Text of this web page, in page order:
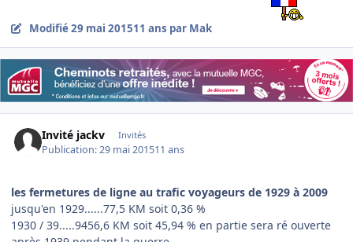
Modifié29 mai 201511 ans par Mak
Invité jackv Invités
Publication:29 mai 201511 ans
les fermetures de ligne au trafic voyageurs de 1929 à 2009
jusqu'en 1929......77,5 KM soit 0,36 %
1930 / 39.....9456,6 KM soit 45,94 % en partie sera ré ouverte